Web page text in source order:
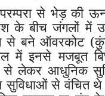
से भेड़ की
के बीच जंगलों
से बने ऑवरकोट
में इनसे मजबूत
लेकर आधुनिक
से वंचित